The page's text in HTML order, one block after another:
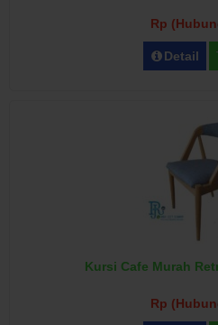
Rp
Detail
Kursi Cafe Murah
Rp